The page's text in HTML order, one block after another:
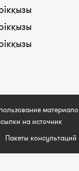
на источник
Пакеты консультаций